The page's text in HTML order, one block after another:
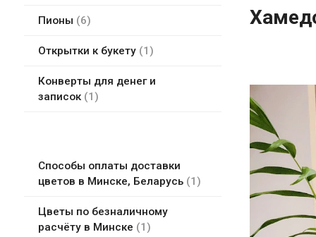
Пионы 6
Открытки к букету 1
Конверты для денег и
записок
1
Способы оплаты доставки
цветов в Минске, Беларусь
1
Цветы по безналичному
расчёту в Минске
1